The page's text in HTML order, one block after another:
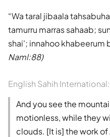
Wa taral jibaala
tamurru marras sahaab;
shai'; innahoo khabeerum
Naml:88)
English Sahih International:
And you see the
motionless, while they
clouds. [It is] the work